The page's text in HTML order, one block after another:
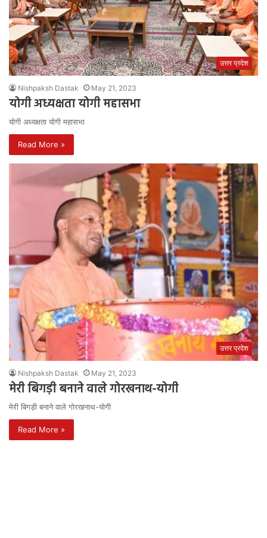
उत्तर प्रदेश
Nishpaksh Dastak May 21, 2023
योगी अध्यक्षता योगी महासभा
योगी अध्यक्षता योगी महासभा
Read More »
उत्तर प्रदेश
Nishpaksh Dastak May 21, 2023
मेरी बिगड़ी बनाने वाले गोरखनाथ-योगी
मेरी बिगड़ी बनाने वाले गोरखनाथ-योगी
Read More »